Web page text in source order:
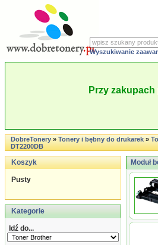
Wyszukiwanie
Przy
DobreTonery»Tonery i bębny do drukarek»
DT2200DB
Koszyk
Pusty
Kategorie
Idź do...
Moduł